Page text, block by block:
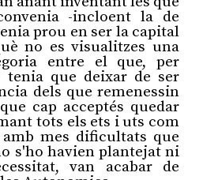
-incloent la de
prou en ser la capital
no es visualitzes una
entre el que, per
que deixar de ser
dels que remenessin
cap acceptés quedar
tots els ets i uts com
mes dificultats que
s'ho havien plantejat ni
van acabar de